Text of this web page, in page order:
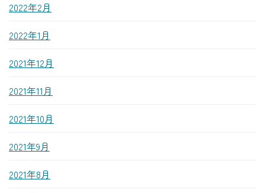
2022年2月
2022年1月
2021年12月
2021年11月
2021年10月
2021年9月
2021年8月